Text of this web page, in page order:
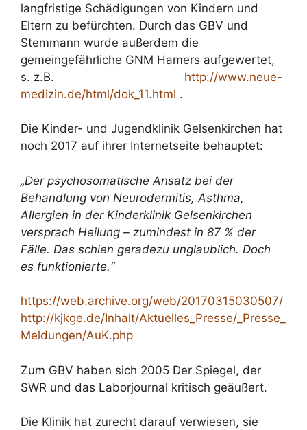
langfristige Schädigungen von Kindern und
Eltern zu befürchten. Durch das GBV und
Stemmann wurde außerdem die
gemeingefährliche GNM Hamers aufgewertet,
s. z.B. http://www.neue-
medizin.de/html/dok_11.html .
Die Kinder- und Jugendklinik Gelsenkirchen hat
noch 2017 auf ihrer Internetseite behauptet:
„Der psychosomatische Ansatz bei der
Behandlung von Neurodermitis, Asthma,
Allergien in der Kinderklinik Gelsenkirchen
versprach Heilung – zumindest in 87 % der
Fälle. Das schien geradezu unglaublich. Doch
es funktionierte.“
https://web.archive.org/web/20170315030507/
http://kjkge.de/Inhalt/Aktuelles_Presse/_Presse_
Meldungen/AuK.php
Zum GBV haben sich 2005 Der Spiegel, der
SWR und das Laborjournal kritisch geäußert.
Die Klinik hat zurecht darauf verwiesen, sie